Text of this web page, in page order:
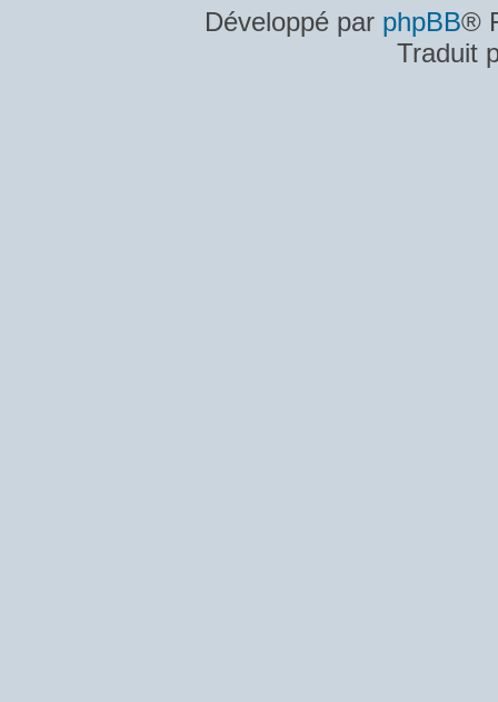
Messages
non
lu
Développé par phpBB®
Traduit